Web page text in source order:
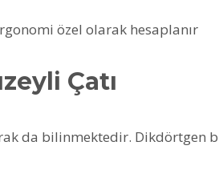
özel olarak hesaplanır
Çatı
da bilinmektedir.